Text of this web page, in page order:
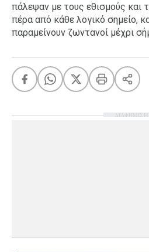
πάλεψαν με τους εθισμούς και
πέρα από κάθε λογικό σημείο,
παραμείνουν ζωντανοί μέχρι
ΔΙΑΦΗΜΙΣΗ